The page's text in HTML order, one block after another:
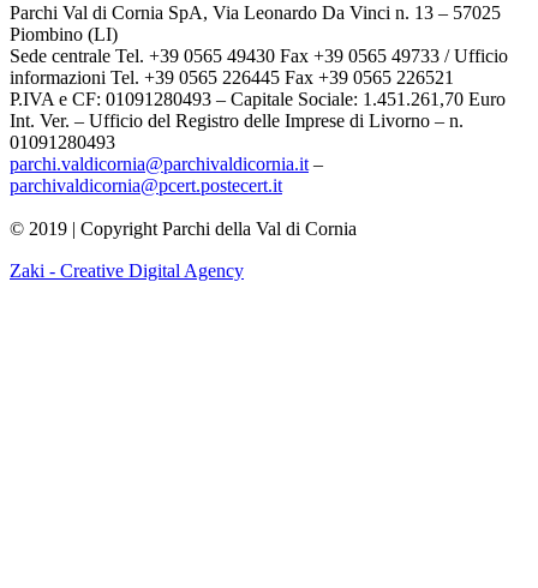
Parchi Val di Cornia SpA, Via Leonardo Da Vinci n. 13 – 57025
Piombino (LI)
Sede centrale Tel. +39 0565 49430 Fax +39 0565 49733 / Ufficio
informazioni Tel. +39 0565 226445 Fax +39 0565 226521
P.IVA e CF: 01091280493 – Capitale Sociale: 1.451.261,70 Euro
Int. Ver. – Ufficio del Registro delle Imprese di Livorno – n.
01091280493
parchi.valdicornia@parchivaldicornia.it –
parchivaldicornia@pcert.postecert.it
© 2019 | Copyright Parchi della Val di Cornia
Zaki - Creative Digital Agency